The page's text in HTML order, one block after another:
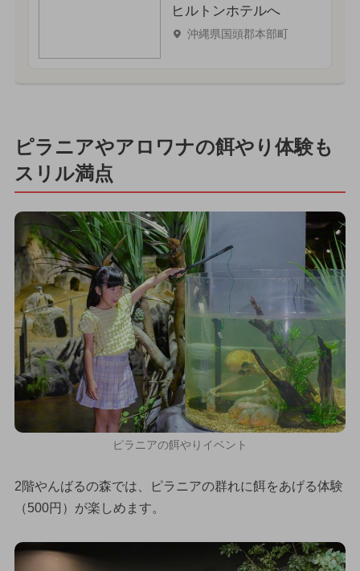
ヒルトンホテルへ
沖縄県国頭郡本部町
ピラニアやアロワナの餌やり体験も
スリル満点
ピラニアの餌やりイベント
2階やんばるの森では、ピラニアの群れに餌をあげる体験
（500円）が楽しめます。